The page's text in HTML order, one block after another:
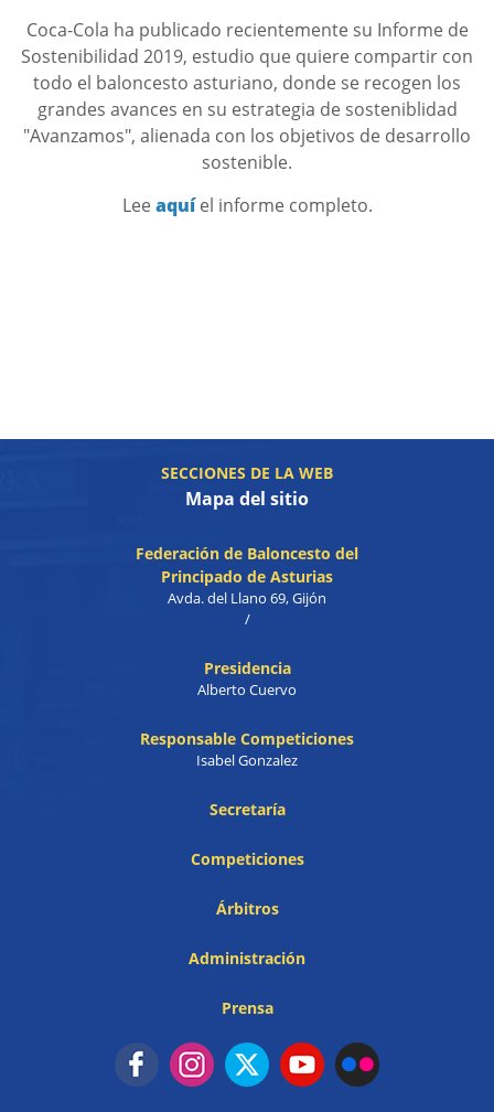
Coca-Cola ha publicado recientemente su Informe de
Sostenibilidad 2019, estudio que quiere compartir con
todo el baloncesto asturiano, donde se recogen los
grandes avances en su estrategia de sosteniblidad
"Avanzamos", alienada con los objetivos de desarrollo
sostenible.
Lee aquí el informe completo.
SECCIONES DE LA WEB
Mapa del sitio
Federación de Baloncesto del
Principado de Asturias
Avda. del Llano 69, Gijón
/
Presidencia
Alberto Cuervo
Responsable Competiciones
Isabel Gonzalez
Secretaría
Competiciones
Árbitros
Administración
Prensa